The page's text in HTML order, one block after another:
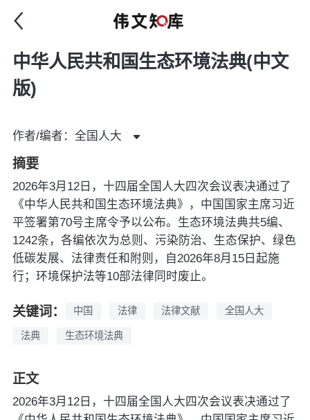
中华人民共和国生态环境法典(中文
版)
作者/编者：全国人大
摘要
2026年3月12日，十四届全国人大四次会议表决通过了
《中华人民共和国生态环境法典》，中国国家主席习近
平签署第70号主席令予以公布。生态环境法典共5编、
1242条，各编依次为总则、污染防治、生态保护、绿色
低碳发展、法律责任和附则，自2026年8月15日起施
行；环境保护法等10部法律同时废止。
关键词： 中国 法律 法律文献 全国人大
法典 生态环境法典
正文
2026年3月12日，十四届全国人大四次会议表决通过了